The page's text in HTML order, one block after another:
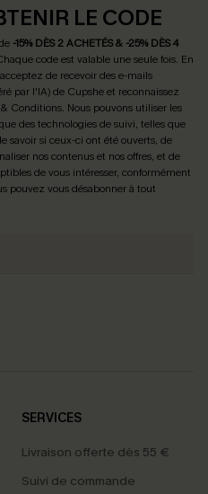
LE CODE
-15% DÈS 2 ACHETÉS & -25% DÈS 4
code est valable une seule fois. En
de recevoir des e-mails
par l'IA) de Cupshe et reconnaissez
Conditions. Nous pouvons utiliser les
des technologies de suivi, telles que
savoir si ceux-ci ont été ouverts, de
nos contenus et nos offres, et de
de vous intéresser, conformément
pouvez vous désabonner à tout
SERVICES
Livraison offerte dès 55 €
Suivi de commande